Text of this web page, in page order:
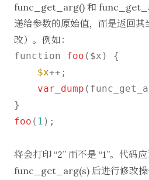
func_get_arg() 和
递给参数的原始值，而是返回其
改）。例如：
function foo ($x) {
$x++;
var_dump
foo ( 1 );
将会打印 “2” 而不是 “1”。代码
func_get_arg(s) 后进行修改操